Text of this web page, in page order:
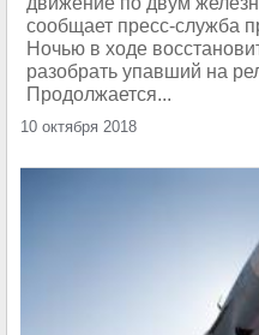
сообщает пресс-служба
Ночью в ходе
разобрать упавший на
Продолжается...
10 октября 2018